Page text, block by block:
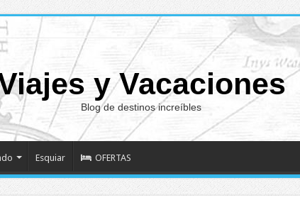
y Vacaciones
Blog de destinos increíbles
Esquiar OFERTAS